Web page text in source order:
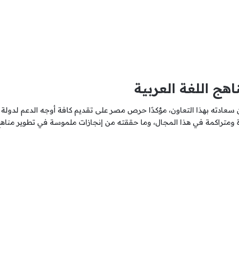
اللغة العربية
سعادته بهذا التعاون، مؤكدًا حرص مصر على تقديم كافة أوجه الدعم
ومتراكمة في هذا المجال، وما حققته من إنجازات ملموسة في تطوير